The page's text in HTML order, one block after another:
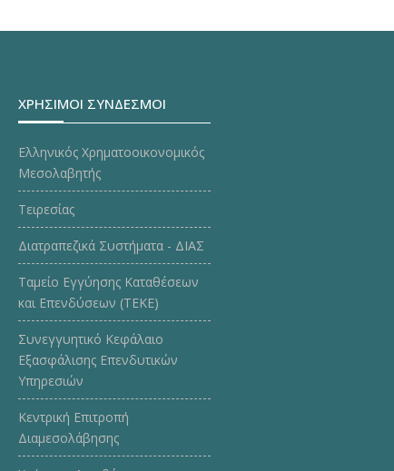
ΧΡΗΣΙΜΟΙ ΣΥΝΔΕΣΜΟΙ
Ελληνικός Χρηματοοικονομικός
Μεσολαβητής
Τειρεσίας
Διατραπεζικά Συστήματα - ΔΙΑΣ
Ταμείο Εγγύησης Καταθέσεων
και Επενδύσεων (ΤΕΚE)
Συνεγγυητικό Κεφάλαιο
Εξασφάλισης Επενδυτικών
Υπηρεσιών
Κεντρική Επιτροπή
Διαμεσολάβησης